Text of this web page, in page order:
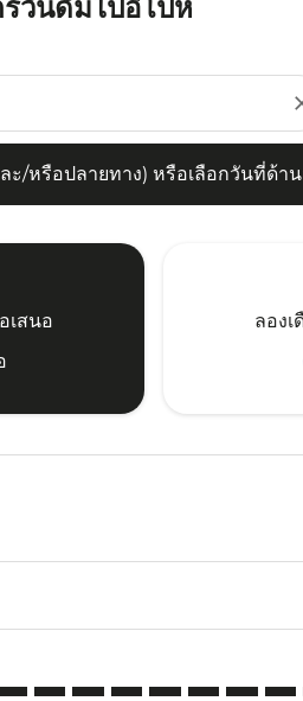
วันดัมไปอีโปห์
ะ/หรือปลายทาง) หรือเลือกวันที่ด้า
เสนอ
ลอง